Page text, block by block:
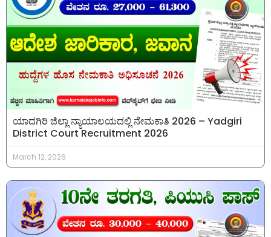
ಯಾದಗಿರಿ ಜಿಲ್ಲಾ ನ್ಯಾಯಾಲಯದಲ್ಲಿ ನೇಮಕಾತಿ 2026 – Yadgiri
District Court Recruitment 2026
March 12, 2026